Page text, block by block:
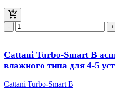
- +
Cattani Turbo-Smart В
влажного типа для 4-5
Cattani Turbo-Smart В